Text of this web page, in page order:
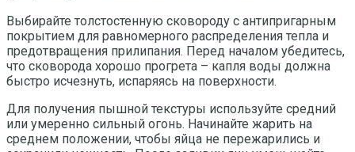
Выбирайте толстостенную сковороду с антипригарным
покрытием для равномерного распределения тепла и
предотвращения прилипания. Перед началом убедитесь,
что сковорода хорошо прогрета – капля воды должна
быстро исчезнуть, испаряясь на поверхности.
Для получения пышной текстуры используйте средний
или умеренно сильный огонь. Начинайте жарить на
среднем положении, чтобы яйца не пережарились и